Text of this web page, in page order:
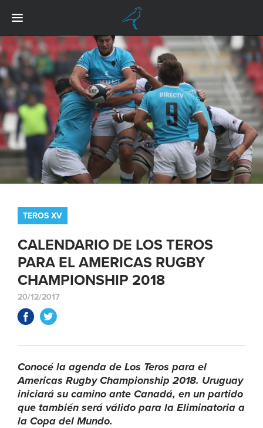
TEROS XV
CALENDARIO DE LOS TEROS
PARA EL AMERICAS RUGBY
CHAMPIONSHIP 2018
20/12/2017
Conocé la agenda de Los Teros para el
Americas Rugby Championship 2018. Uruguay
iniciará su camino ante Canadá, en un partido
que también será válido para la Eliminatoria a
la Copa del Mundo.